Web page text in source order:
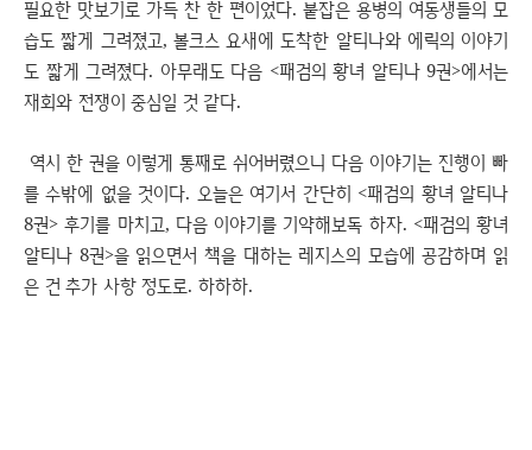
필요한 맛보기로 가득 찬 한 편이었다. 붙잡은 용병의 여동생들의 모
습도 짧게 그려졌고, 볼크스 요새에 도착한 알티나와 에릭의 이야기
도 짧게 그려졌다. 아무래도 다음 <패검의 황녀 알티나 9권>에서는
재회와 전쟁이 중심일 것 같다.
역시 한 권을 이렇게 통째로 쉬어버렸으니 다음 이야기는 진행이 빠
를 수밖에 없을 것이다. 오늘은 여기서 간단히 <패검의 황녀 알티나
8권> 후기를 마치고, 다음 이야기를 기약해보독 하자. <패검의 황녀
알티나 8권>을 읽으면서 책을 대하는 레지스의 모습에 공감하며 읽
은 건 추가 사항 정도로. 하하하.